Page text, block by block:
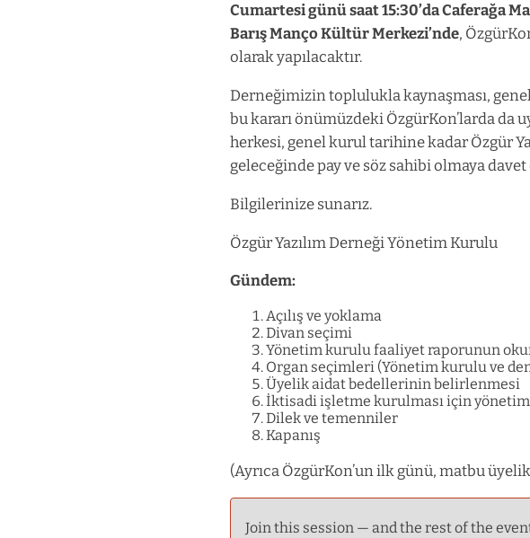
Cumartesi günü saat 15:30’da Caferağa
Barış Manço Kültür Merkezi’nde,
olarak yapılacaktır.
Derneğimizin toplulukla kaynaşması,
bu kararı önümüzdeki ÖzgürKon’larda da
herkesi, genel kurul tarihine kadar Özgür
geleceğinde pay ve söz sahibi olmaya
Bilgilerinize sunarız.
Özgür Yazılım Derneği Yönetim Kurulu
Gündem:
Açılış ve yoklama
Divan seçimi
Yönetim kurulu faaliyet raporunun
Organ seçimleri (Yönetim kurulu ve
Üyelik aidat bedellerinin belirlenmesi
İktisadi işletme kurulması için
Dilek ve temenniler
Kapanış
(Ayrıca ÖzgürKon’un ilk günü, matbu
Join this session — and the rest of the